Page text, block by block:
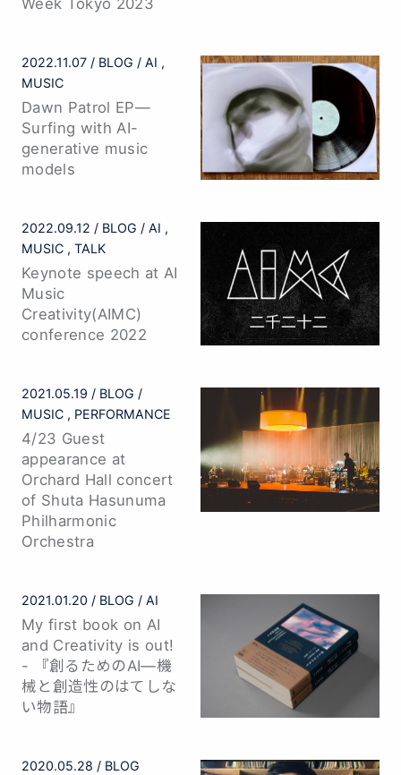
2022.11.07 BLOG
AI
MUSIC
Dawn Patrol EP—
Surfing with AI-
generative music
models
2022.09.12 BLOG
AI
MUSIC
TALK
Keynote speech at AI
Music
Creativity(AIMC)
conference 2022
2021.05.19
BLOG
MUSIC
PERFORMANCE
4/23 Guest
appearance at
Orchard Hall concert
of Shuta Hasunuma
Philharmonic
Orchestra
2021.01.20 BLOG AI
My first book on AI
and Creativity is out!
- 『創るためのAI—機
械と創造性のはてしな
い物語』
2020.05.28 BLOG